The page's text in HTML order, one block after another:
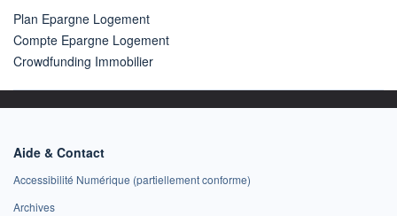
Plan Epargne Logement
Compte Epargne Logement
Crowdfunding Immobilier
Aide & Contact
Accessibilité Numérique (partiellement conforme)
Archives